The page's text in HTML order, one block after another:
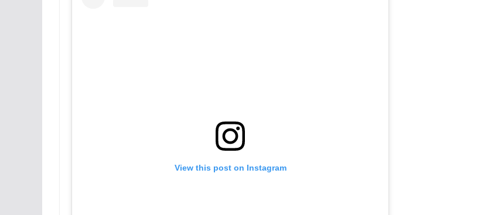
View this post on Instagram